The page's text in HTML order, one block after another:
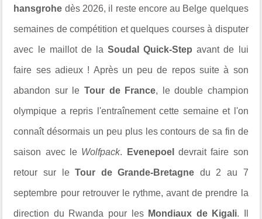
hansgrohe dès 2026, il reste encore au Belge quelques
semaines de compétition et quelques courses à disputer
avec le maillot de laSoudal Quick-Step avant de lui
faire ses adieux ! Après un peu de repos suite à son
abandon sur le Tour de France, le double champion
olympique a repris l'entraînement cette semaine et l'on
connaît désormais un peu plus les contours de sa fin de
saison avec le Wolfpack. Evenepoel devrait faire son
retour sur leTour de Grande-Bretagne du 2 au 7
septembre pour retrouver le rythme, avant de prendre la
direction du Rwanda pour les Mondiaux de Kigali. Il